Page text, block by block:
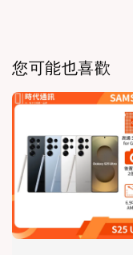
您可能也喜歡